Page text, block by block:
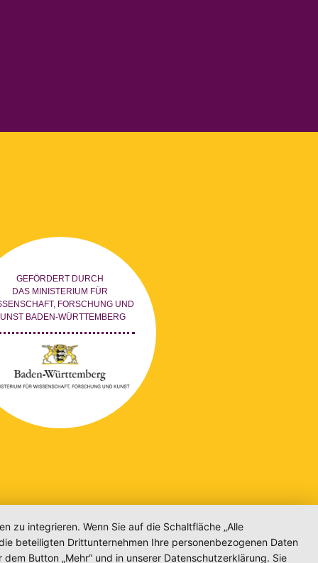
GEFÖRDERT DURCH
DAS MINISTERIUM FÜR
FORSCHUNG UND
BADEN-WÜRTTEMBERG
zu integrieren. Wenn Sie auf die Schaltfläche „Alle
beteiligten Drittunternehmen Ihre personenbezogenen Daten
Button „Mehr“ und in unserer Datenschutzerklärung. Sie